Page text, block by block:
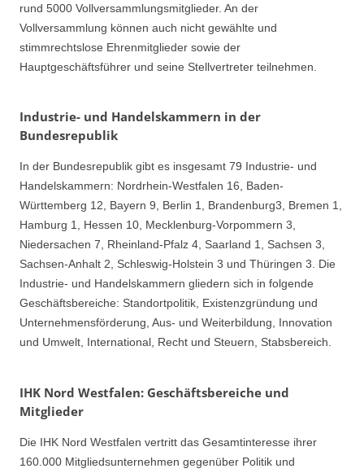
rund 5000 Vollversammlungsmitglieder. An der
Vollversammlung können auch nicht gewählte und
stimmrechtslose Ehrenmitglieder sowie der
Hauptgeschäftsführer und seine Stellvertreter teilnehmen.
Industrie- und Handelskammern in der
Bundesrepublik
In der Bundesrepublik gibt es insgesamt 79 Industrie- und
Handelskammern: Nordrhein-Westfalen 16, Baden-
Württemberg 12, Bayern 9, Berlin 1, Brandenburg3, Bremen 1,
Hamburg 1, Hessen 10, Mecklenburg-Vorpommern 3,
Niedersachen 7, Rheinland-Pfalz 4, Saarland 1, Sachsen 3,
Sachsen-Anhalt 2, Schleswig-Holstein 3 und Thüringen 3. Die
Industrie- und Handelskammern gliedern sich in folgende
Geschäftsbereiche: Standortpolitik, Existenzgründung und
Unternehmensförderung, Aus- und Weiterbildung, Innovation
und Umwelt, International, Recht und Steuern, Stabsbereich.
IHK Nord Westfalen: Geschäftsbereiche und
Mitglieder
Die IHK Nord Westfalen vertritt das Gesamtinteresse ihrer
160.000 Mitgliedsunternehmen gegenüber Politik und